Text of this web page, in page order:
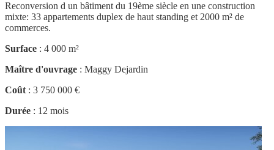
Reconversion d un bâtiment du 19ème siècle en une construction
mixte: 33 appartements duplex de haut standing et 2000 m² de
commerces.
Surface : 4 000 m²
Maître d'ouvrage : Maggy Dejardin
Coût : 3 750 000 €
Durée : 12 mois